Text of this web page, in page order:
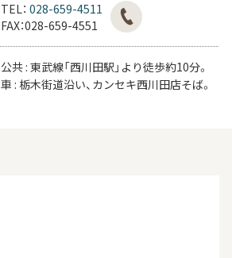
TEL： 028-659-4511
FAX：028-659-4551
公共 : 東武線「西川田駅」より徒歩約10分。
車 : 栃木街道沿い、カンセキ西川田店そば。